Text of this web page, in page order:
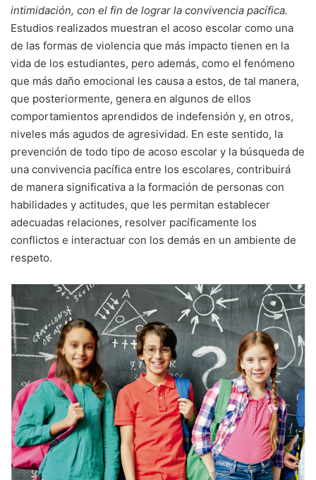
intimidación, con el fin de lograr la convivencia pacífica.
Estudios realizados muestran el acoso escolar como una
de las formas de violencia que más impacto tienen en la
vida de los estudiantes, pero además, como el fenómeno
que más daño emocional les causa a estos, de tal manera,
que posteriormente, genera en algunos de ellos
comportamientos aprendidos de indefensión y, en otros,
niveles más agudos de agresividad. En este sentido, la
prevención de todo tipo de acoso escolar y la búsqueda de
una convivencia pacífica entre los escolares, contribuirá
de manera significativa a la formación de personas con
habilidades y actitudes, que les permitan establecer
adecuadas relaciones, resolver pacíficamente los
conflictos e interactuar con los demás en un ambiente de
respeto.